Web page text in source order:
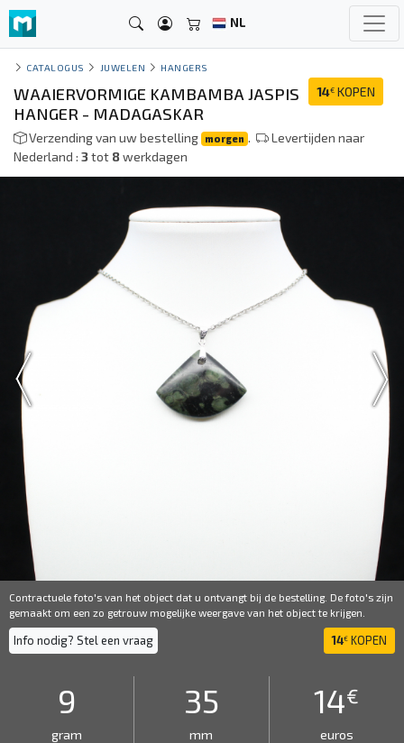
NL
CATALOGUS JUWELEN HANGERS
14€ KOPEN
WAAIERVORMIGE KAMBAMBA JASPIS
HANGER - MADAGASKAR
Verzending van uw bestelling morgen .
Levertijden naar
Nederland : 3tot 8werkdagen
Contractuele foto's van het object dat u ontvangt bij de bestelling. De foto's zijn
gemaakt om een ​​zo getrouw mogelijke weergave van het object te krijgen.
Info nodig? Stel een vraag 14€ KOPEN
9
gram
35
mm
14€
euros